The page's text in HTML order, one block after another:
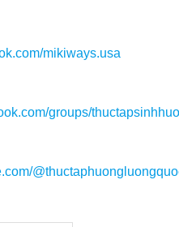
mikiways.usa
groups/